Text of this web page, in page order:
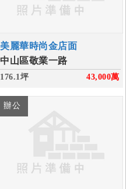
美麗華時尚金店面
中山區敬業一路
176.1坪 43,000萬
辦公